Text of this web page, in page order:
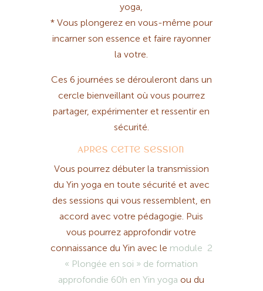
yoga,
* Vous plongerez en vous-même pour
incarner son essence et faire rayonner
la votre.
Ces 6 journées se dérouleront dans un
cercle bienveillant où vous pourrez
partager, expérimenter et ressentir en
sécurité.
Après cette session
Vous pourrez débuter la transmission
du Yin yoga en toute sécurité et avec
des sessions qui vous ressemblent, en
accord avec votre pédagogie. Puis
vous pourrez approfondir votre
connaissance du Yin avec le module 2
« Plongée en soi » de formation
approfondie 60h en Yin yoga ou du